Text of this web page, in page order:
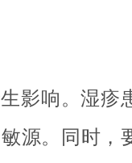
影响。湿疹
源。同时，